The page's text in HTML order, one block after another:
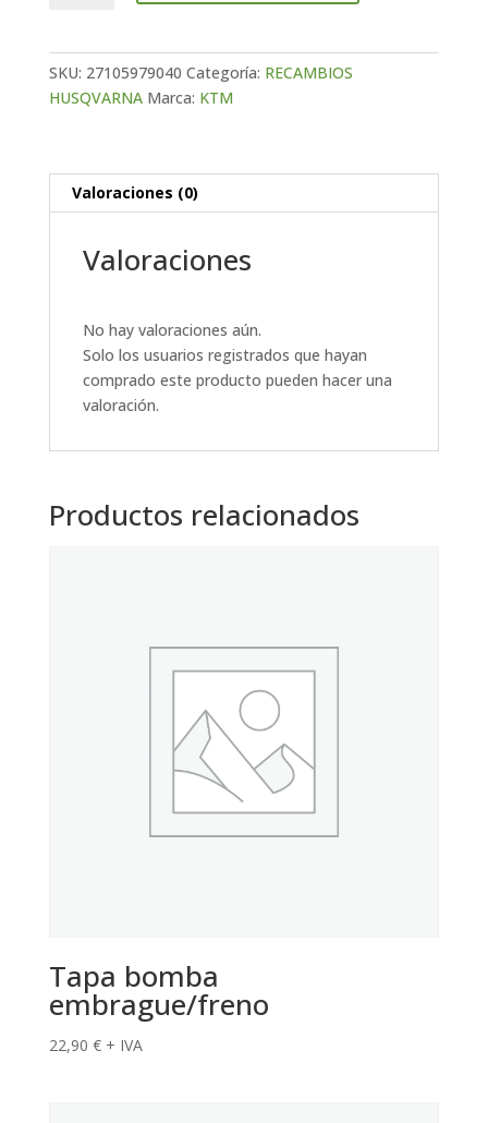
SKU: 27105979040 Categoría: RECAMBIOS
HUSQVARNA Marca: KTM
Valoraciones (0)
Valoraciones
No hay valoraciones aún.
Solo los usuarios registrados que hayan
comprado este producto pueden hacer una
valoración.
Productos relacionados
Tapa bomba
embrague/freno
22,90 € + IVA